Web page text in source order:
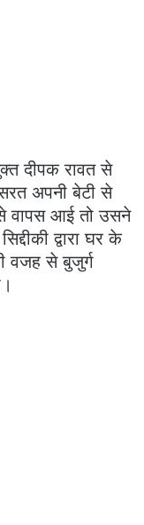
दीपक रावत से
अपनी बेटी से
वापस आई तो उसने
द्वारा घर के
वजह से बुजुर्ग